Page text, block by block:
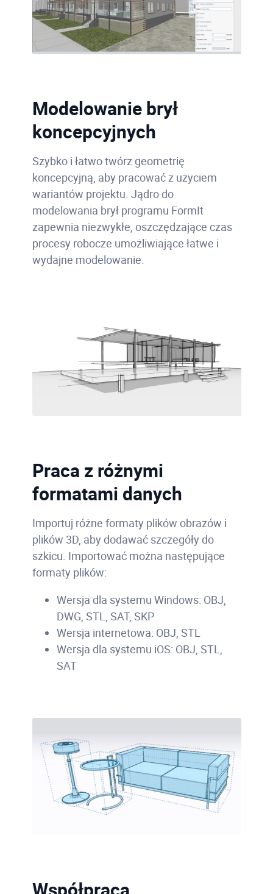
Modelowanie brył
koncepcyjnych
Szybko i łatwo twórz geometrię
koncepcyjną, aby pracować z użyciem
wariantów projektu. Jądro do
modelowania brył programu FormIt
zapewnia niezwykłe, oszczędzające czas
procesy robocze umożliwiające łatwe i
wydajne modelowanie.
Praca z różnymi
formatami danych
Importuj różne formaty plików obrazów i
plików 3D, aby dodawać szczegóły do
szkicu. Importować można następujące
formaty plików:
Wersja dla systemu Windows: OBJ,
DWG, STL, SAT, SKP
Wersja internetowa: OBJ, STL
Wersja dla systemu iOS: OBJ, STL,
SAT